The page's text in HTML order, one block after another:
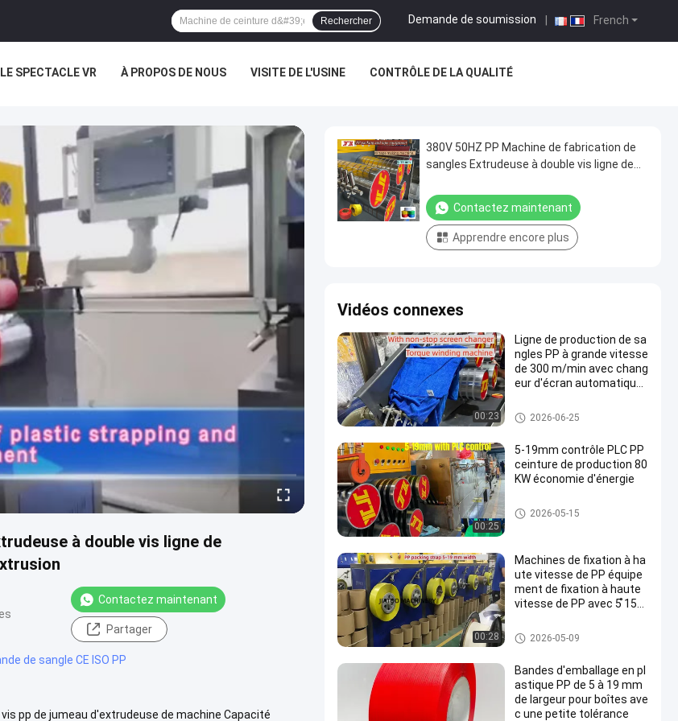
French
Demande de soumission
Rechercher
LE SPECTACLE VR À PROPOS DE NOUS VISITE DE L'USINE CONTRÔLE DE LA QUALITÉ
à double vis ligne de
Contactez maintenant
Partager
de sangle CE ISO PP
pp de jumeau d'extrudeuse de machine Capacité
380V 50HZ PP Machine de fabrication de
sangles Extrudeuse à double vis ligne de
Capacité d'extrusion
Contactez maintenant
Apprendre encore plus
Vidéos connexes
00:23
Ligne de production de sa
ngles PP à grande vitesse
de 300 m/min avec chang
eur d'écran automatique
indre
Machine de fabrication de san
gles PP
2026-06-25
00:25
5-19mm contrôle PLC PP
ceinture de production 80
KW économie d'énergie
Machine de fabrication de san
gles PP
2026-05-15
00:28
Machines de fixation à ha
ute vitesse de PP équipe
ment de fixation à haute
vitesse de PP avec 5 ̊15
emières de polypropylène
de PP
Machine de fabrication de san
gles PP
2026-05-09
Bandes d'emballage en pl
astique PP de 5 à 19 mm
de largeur pour boîtes ave
c une petite tolérance